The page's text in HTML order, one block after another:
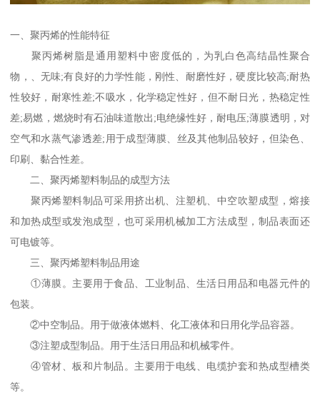
一、聚丙烯的性能特征
聚丙烯树脂是通用塑料中密度低的，为乳白色高结晶性聚合
物，、无味;有良好的力学性能，刚性、耐磨性好，硬度比较高;耐热
性较好，耐寒性差;不吸水，化学稳定性好，但不耐日光，热稳定性
差;易燃，燃烧时有石油味道散出;电绝缘性好，耐电压;薄膜透明，对
空气和水蒸气渗透差;用于成型薄膜、丝及其他制品较好，但染色、
印刷、黏合性差。
二、聚丙烯塑料制品的成型方法
聚丙烯塑料制品可采用挤出机、注塑机、中空吹塑成型，熔接
和加热成型或发泡成型，也可采用机械加工方法成型，制品表面还
可电镀等。
三、聚丙烯塑料制品用途
①薄膜。主要用于食品、工业制品、生活日用品和电器元件的
包装。
②中空制品。用于做液体燃料、化工液体和日用化学品容器。
③注塑成型制品。用于生活日用品和机械零件。
④管材、板和片制品。主要用于电线、电缆护套和热成型槽类
等。